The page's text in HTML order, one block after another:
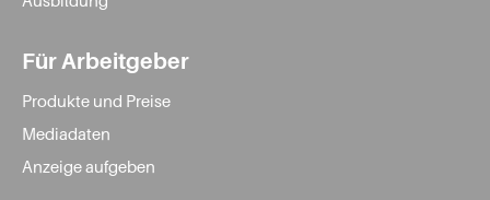
Für Arbeitgeber
Produkte und Preise
Mediadaten
Anzeige aufgeben